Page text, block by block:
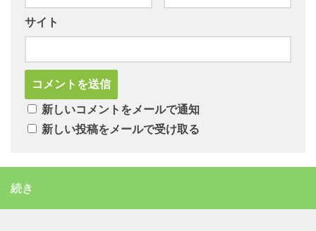
サイト
新しいコメントをメールで通知
新しい投稿をメールで受け取る
続き